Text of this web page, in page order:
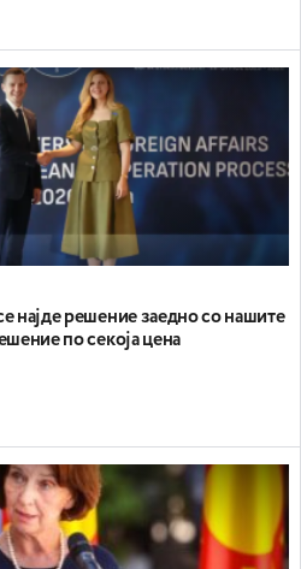
најде решение заедно со нашите
по секоја цена